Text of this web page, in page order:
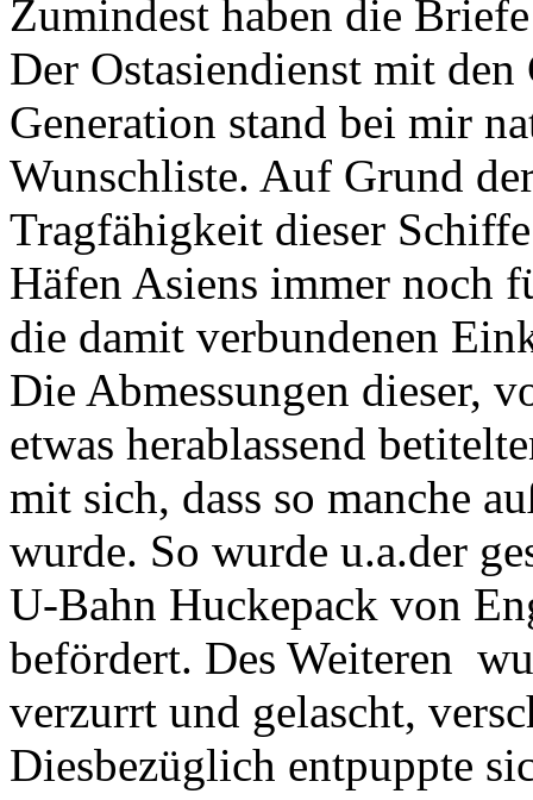
Zumindest haben die
Der Ostasiendienst mit
Generation stand bei mir
Wunschliste. Auf Grund
Tragfähigkeit dieser
Häfen Asiens immer noch
die damit verbundenen
Die Abmessungen dieser,
etwas herablassend
mit sich, dass so manche
wurde. So wurde u.a.der
U-Bahn Huckepack von
befördert. Des Weiteren
verzurrt und gelascht,
Diesbezüglich entpuppte